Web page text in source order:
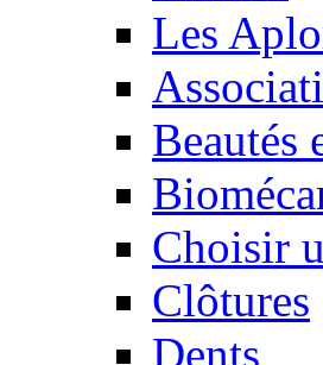
Les
Beautés
Choisir
Clôtures
Dents